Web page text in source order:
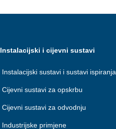
Instalacijski i cijevni sustavi
Instalacijski sustavi i sustavi ispiranja
Cijevni sustavi za opskrbu
Cijevni sustavi za odvodnju
Industrijske primjene